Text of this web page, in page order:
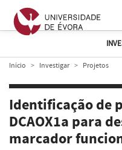
Início Investigar Projetos
Identificação de
DCAOX1a para
marcador